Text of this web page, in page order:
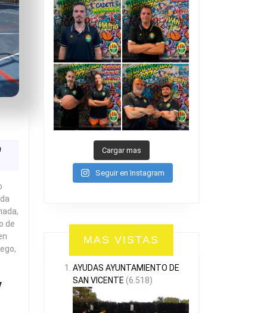
de
Cargar mas
Seguir en Instagram
MAS VISTAS
AYUDAS AYUNTAMIENTO DE
SAN VICENTE (6.518)